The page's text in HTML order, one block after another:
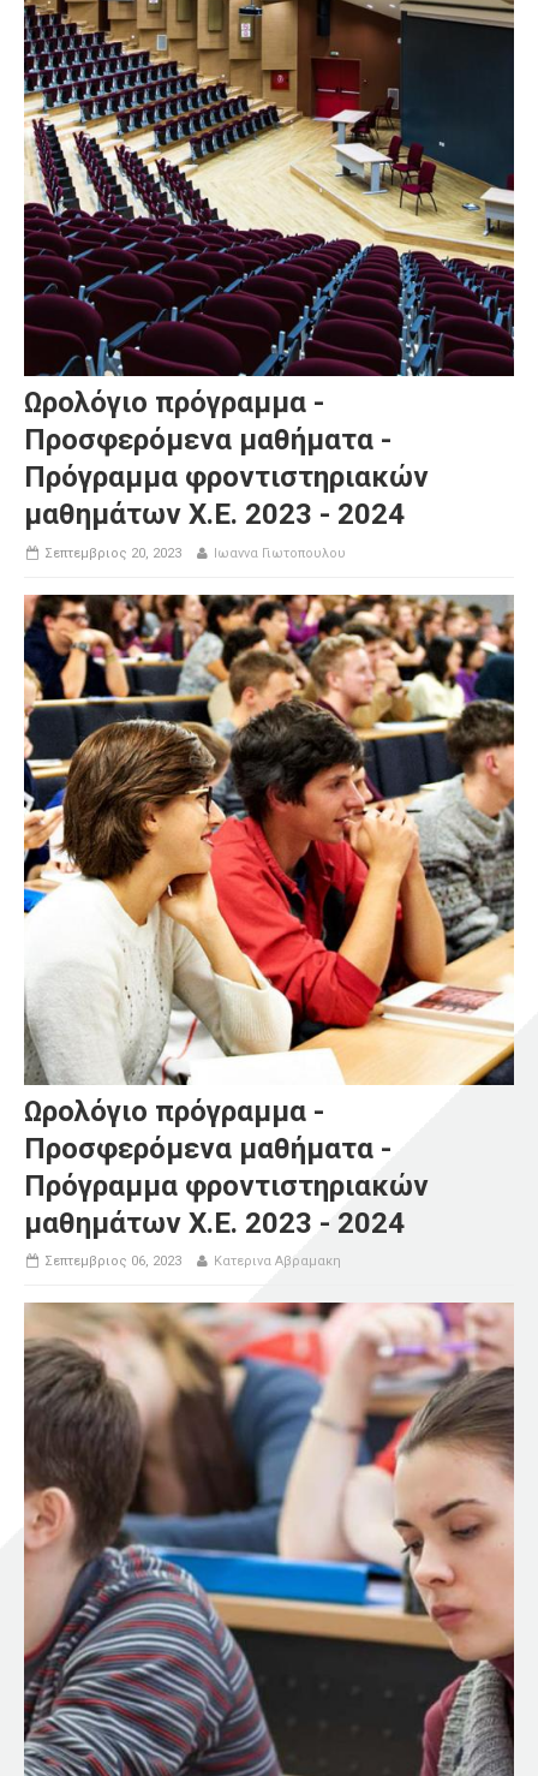
Ωρολόγιο πρόγραμμα -
Προσφερόμενα μαθήματα -
Πρόγραμμα φροντιστηριακών
μαθημάτων Χ.Ε. 2023 - 2024
Σεπτεμβριος 20, 2023 Ιωαννα Γιωτοπουλου
Ωρολόγιο πρόγραμμα -
Προσφερόμενα μαθήματα -
Πρόγραμμα φροντιστηριακών
μαθημάτων Χ.Ε. 2023 - 2024
Σεπτεμβριος 06, 2023 Κατερινα Αβραμακη